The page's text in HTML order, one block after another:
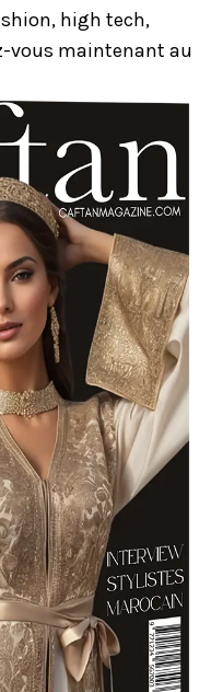
high tech,
vous maintenant au